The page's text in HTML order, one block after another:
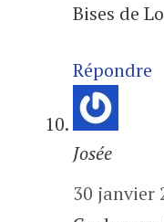
Bises de
Répondre
Josée
30 janvier